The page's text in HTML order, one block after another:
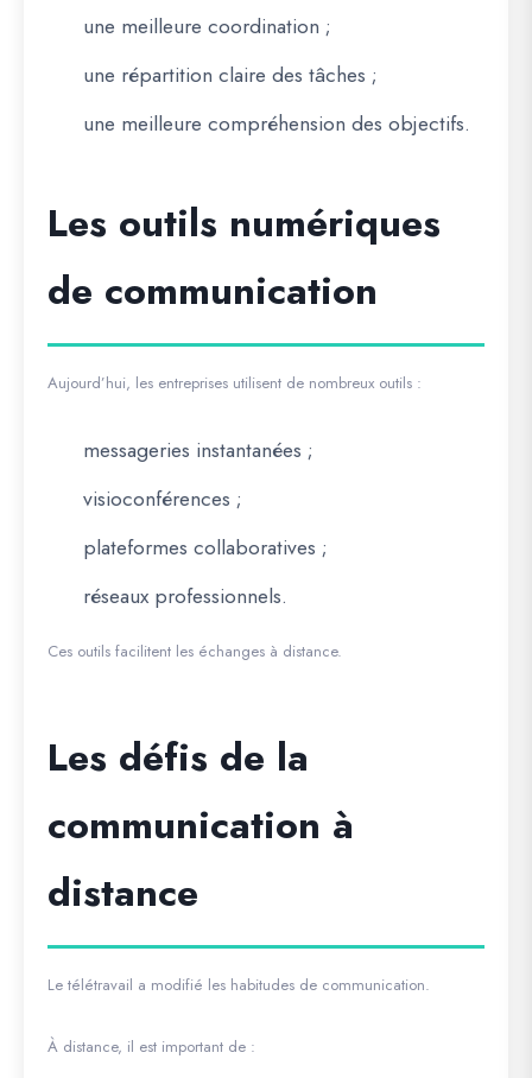
une meilleure coordination ;
une répartition claire des tâches ;
une meilleure compréhension des objectifs.
Les outils numériques
de communication
Aujourd’hui, les entreprises utilisent de nombreux outils :
messageries instantanées ;
visioconférences ;
plateformes collaboratives ;
réseaux professionnels.
Ces outils facilitent les échanges à distance.
Les défis de la
communication à
distance
Le télétravail a modifié les habitudes de communication.
À distance, il est important de :